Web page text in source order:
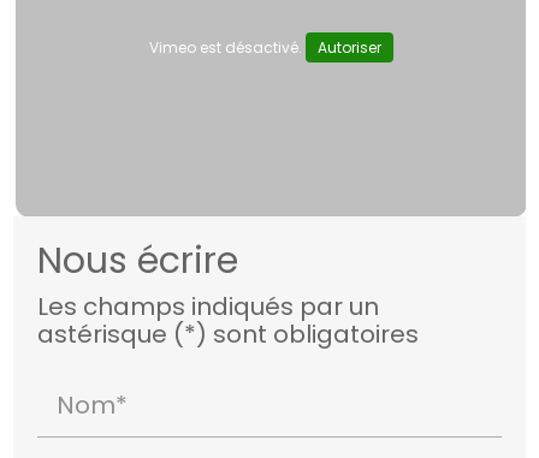
Vimeo est désactivé. Autoriser
Nous écrire
Les champs indiqués par un
astérisque (*) sont obligatoires
Nom*